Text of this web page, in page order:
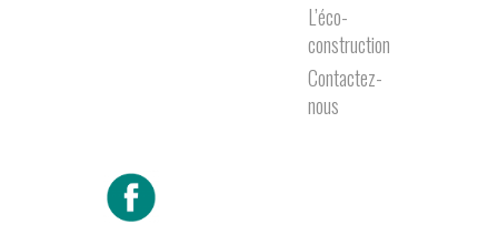
L’éco-
construction
Contactez-
nous